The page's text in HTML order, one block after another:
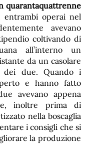
quarantaquattrenne
entrambi operai nel
avevano
coltivando di
all’interno un
da un casolare
due. Quando i
e hanno fatto
avevano appena
inoltre prima di
nella boscaglia
i consigli che si
la produzione